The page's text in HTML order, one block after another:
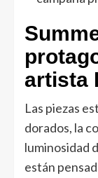
artista
Las piezas
dorados, la
luminosidad
están